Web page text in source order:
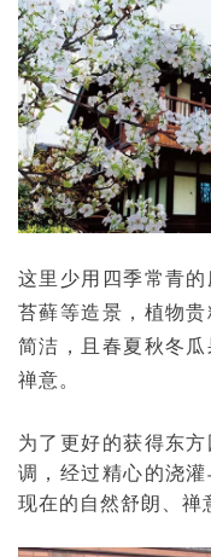
这里少用四季常青的
苔藓等造景，植物
简洁，且春夏秋冬
禅意。
为了更好的获得东
调，经过精心的浇
现在的自然舒朗、禅